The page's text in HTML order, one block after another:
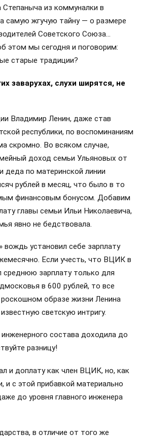
Степаныча из коммуналки в
самую жгучую тайну — о размере
Советского Союза…
этом мы сегодня и поговорим:
старые традиции?
заварухах, слухи ширятся, не
Владимир Ленин, даже став
республики, по воспоминаниям
скромно. Во всяком случае,
доход семьи Ульяновых от
деда по материнской линии
рублей в месяц, что было в то
финансовым бонусом. Добавим
главы семьи Ильи Николаевича,
явно не бедствовала.
вождь установил себе зарплату
Если учесть, что ВЦИК в
среднюю зарплату только для
в 600 рублей, то все
образе жизни Ленина
светскую интригу.
состава доходила до
разницу!
и доплату как член ВЦИК, но, как
и с этой прибавкой материально
до уровня главного инженера
в отличие от того же